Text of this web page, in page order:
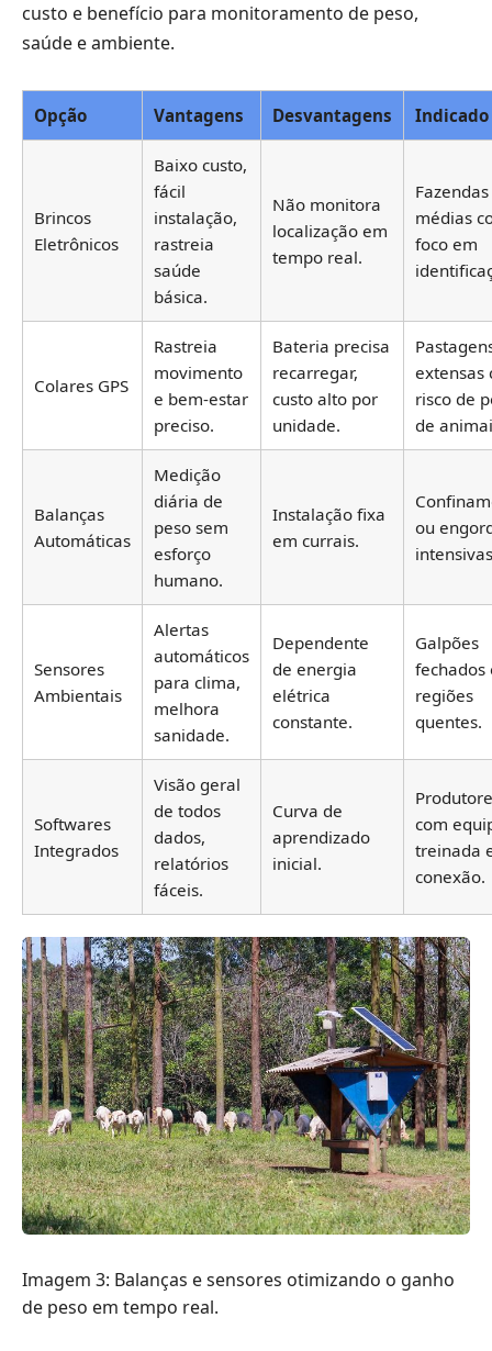
custo e benefício para monitoramento de peso,
saúde e ambiente.
Opção Vantagens Desvantagens
Brincos
Eletrônicos
Baixo custo,
fácil
instalação,
rastreia
saúde
básica.
Não monitora
localização em
tempo real.
Fazendas
médias
foco em
Colares GPS
Rastreia
movimento
e bem-estar
preciso.
Bateria precisa
recarregar,
custo alto por
unidade.
extensas
risco de
de
Balanças
Automáticas
Medição
diária de
peso sem
esforço
humano.
Instalação fixa
em currais.
ou
Sensores
Ambientais
Alertas
automáticos
para clima,
melhora
sanidade.
Dependente
de energia
elétrica
constante.
Galpões
fechados
regiões
quentes.
Softwares
Integrados
Visão geral
de todos
dados,
relatórios
fáceis.
Curva de
aprendizado
inicial.
com
treinada
conexão.
Imagem 3: Balanças e sensores otimizando o ganho
de peso em tempo real.